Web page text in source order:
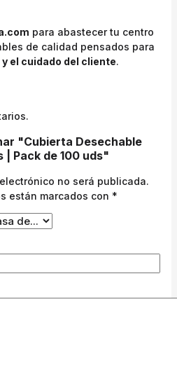
para abastecer tu centro
de calidad pensados para
el cuidado del cliente.
"Cubierta Desechable
| Pack de 100 uds"
no será publicada.
están marcados con *